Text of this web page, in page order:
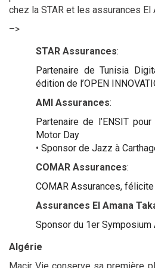
chez la STAR et les assurances El
–>
STAR Assurances:
Partenaire de Tunisia
édition de l’OPEN
AMI Assurances:
Partenaire de l’ENSIT
Motor Day
• Sponsor de Jazz à
COMAR Assurances:
COMAR Assurances,
Assurances El Amana
Sponsor du 1er Symposium
Algérie